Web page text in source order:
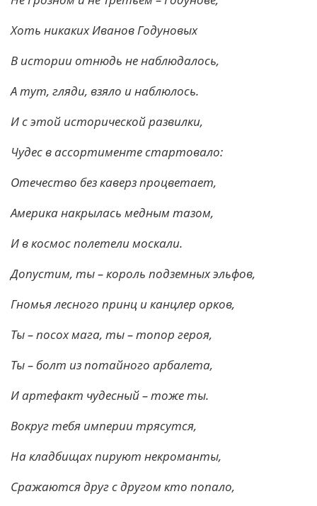
Хоть никаких Иванов Годуновых
В истории отнюдь не наблюдалось,
А тут, гляди, взяло и наблюлось.
И с этой исторической развилки,
Чудес в ассортименте стартовало:
Отечество без каверз процветает,
Америка накрылась медным тазом,
И в космос полетели москали.
Допустим, ты – король подземных эльфов,
Гномья лесного принц и канцлер орков,
Ты – посох мага, ты – топор героя,
Ты – болт из потайного арбалета,
И артефакт чудесный – тоже ты.
Вокруг тебя империи трясутся,
На кладбищах пируют некроманты,
Сражаются друг с другом кто попало,